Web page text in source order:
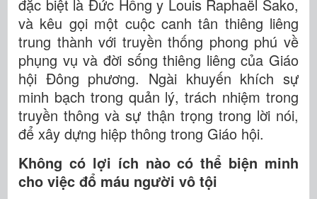
đặc biệt là Đức Hồng y Louis Raphaël Sako,
và kêu gọi một cuộc canh tân thiêng liêng
trung thành với truyền thống phong phú về
phụng vụ và đời sống thiêng liêng của Giáo
hội Đông phương. Ngài khuyến khích sự
minh bạch trong quản lý, trách nhiệm trong
truyền thông và sự thận trọng trong lời nói,
để xây dựng hiệp thông trong Giáo hội.
Không có lợi ích nào có thể biện minh
cho việc đổ máu người vô tội